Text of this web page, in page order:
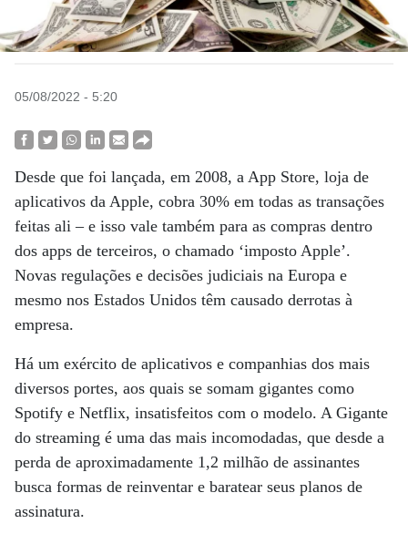
05/08/2022 - 5:20
Desde que foi lançada, em 2008, a App Store, loja de
aplicativos da Apple, cobra 30% em todas as transações
feitas ali – e isso vale também para as compras dentro
dos apps de terceiros, o chamado ‘imposto Apple’.
Novas regulações e decisões judiciais na Europa e
mesmo nos Estados Unidos têm causado derrotas à
empresa.
Há um exército de aplicativos e companhias dos mais
diversos portes, aos quais se somam gigantes como
Spotify e Netflix, insatisfeitos com o modelo. A Gigante
do streaming é uma das mais incomodadas, que desde a
perda de aproximadamente 1,2 milhão de assinantes
busca formas de reinventar e baratear seus planos de
assinatura.